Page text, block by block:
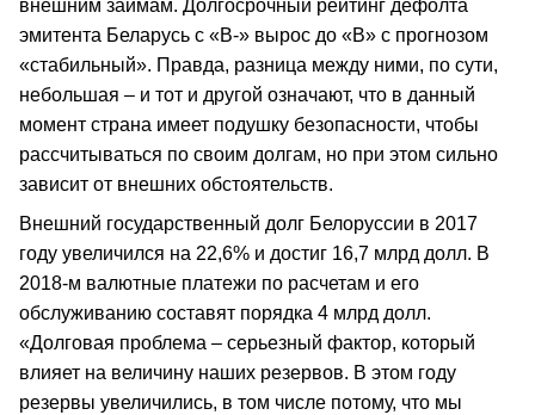
внешним займам. Долгосрочный рейтинг дефолта
эмитента Беларусь с «В-» вырос до «В» с прогнозом
«стабильный». Правда, разница между ними, по сути,
небольшая – и тот и другой означают, что в данный
момент страна имеет подушку безопасности, чтобы
рассчитываться по своим долгам, но при этом сильно
зависит от внешних обстоятельств.
Внешний государственный долг Белоруссии в 2017
году увеличился на 22,6% и достиг 16,7 млрд долл. В
2018-м валютные платежи по расчетам и его
обслуживанию составят порядка 4 млрд долл.
«Долговая проблема – серьезный фактор, который
влияет на величину наших резервов. В этом году
резервы увеличились, в том числе потому, что мы